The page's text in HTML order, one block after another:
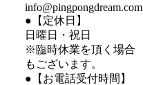
info@pingpongdream.com
●【定休日】
日曜日・祝日
※臨時休業を頂く場合
もございます。
●【お電話受付時間】